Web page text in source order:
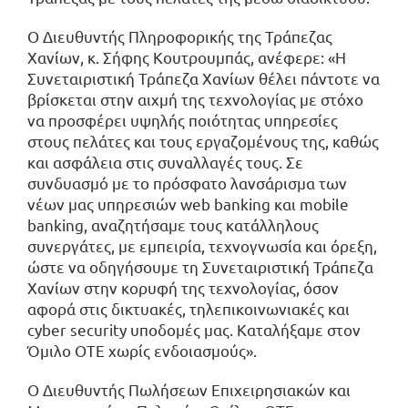
Ο Διευθυντής Πληροφορικής της Τράπεζας
Χανίων, κ. Σήφης Κουτρουμπάς, ανέφερε: «Η
Συνεταιριστική Τράπεζα Χανίων θέλει πάντοτε να
βρίσκεται στην αιχμή της τεχνολογίας με στόχο
να προσφέρει υψηλής ποιότητας υπηρεσίες
στους πελάτες και τους εργαζομένους της, καθώς
και ασφάλεια στις συναλλαγές τους. Σε
συνδυασμό με το πρόσφατο λανσάρισμα των
νέων μας υπηρεσιών web banking και mobile
banking, αναζητήσαμε τους κατάλληλους
συνεργάτες, με εμπειρία, τεχνογνωσία και όρεξη,
ώστε να οδηγήσουμε τη Συνεταιριστική Τράπεζα
Χανίων στην κορυφή της τεχνολογίας, όσoν
αφορά στις δικτυακές, τηλεπικοινωνιακές και
cyber security υποδομές μας. Καταλήξαμε στον
Όμιλο ΟΤΕ χωρίς ενδοιασμούς».
Ο Διευθυντής Πωλήσεων Επιχειρησιακών και